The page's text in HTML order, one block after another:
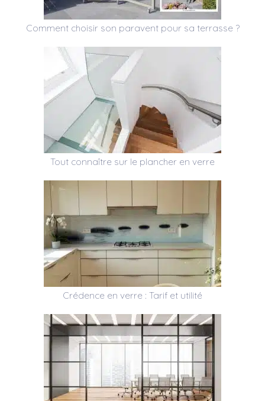
Comment choisir son paravent pour sa terrasse ?
Tout connaître sur le plancher en verre
Crédence en verre : Tarif et utilité